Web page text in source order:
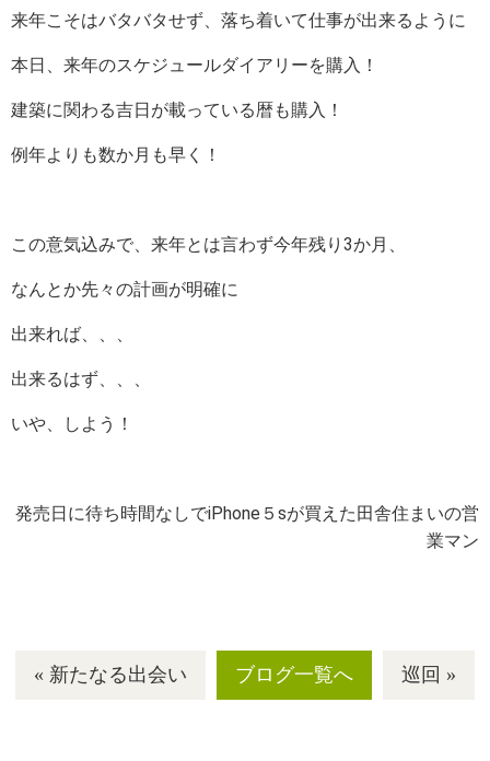
来年こそはバタバタせず、落ち着いて仕事が出来るように
本日、来年のスケジュールダイアリーを購入！
建築に関わる吉日が載っている暦も購入！
例年よりも数か月も早く！
この意気込みで、来年とは言わず今年残り3か月、
なんとか先々の計画が明確に
出来れば、、、
出来るはず、、、
いや、しよう！
発売日に待ち時間なしでiPhone５sが買えた田舎住まいの営
業マン
« 新たなる出会い ブログ一覧へ 巡回 »